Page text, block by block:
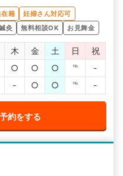
籍
妊婦さん対応可
灸 無料相談OK お見舞金
木 金 土 日
祝
○ ○ ○ ℡
-
- ○ ○ ℡ -
約をする